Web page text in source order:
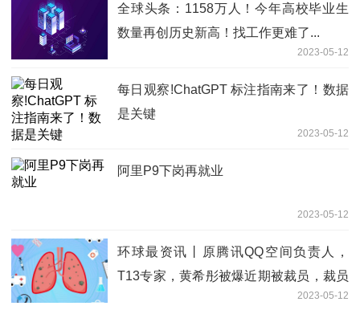
全球头条：1158万人！今年高校毕业生
数量再创历史新高！找工作更难了...
2023-05-12
每日观察!ChatGPT 标注指南来了！数据
是关键
2023-05-12
阿里P9下岗再就业
2023-05-12
环球最资讯丨原腾讯QQ空间负责人，
T13专家，黄希彤被爆近期被裁员，裁员
2023-05-12